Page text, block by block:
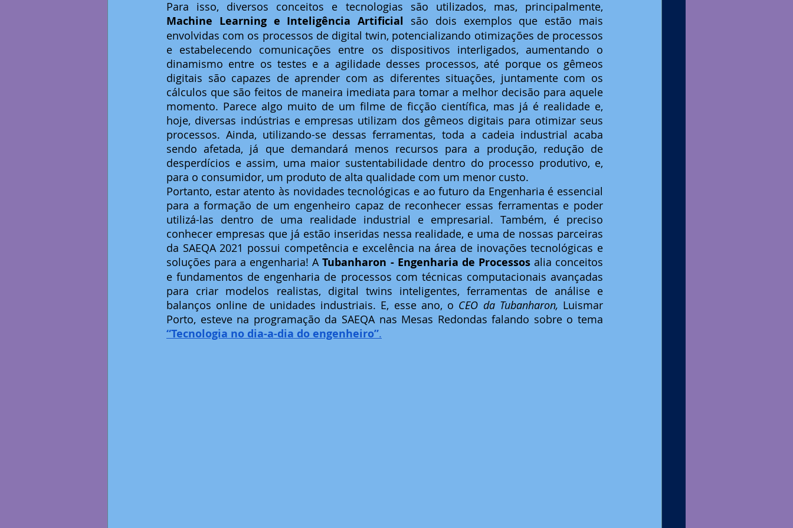
Machine Learning e Inteligência Artificial são dois exemplos que estão mais
envolvidas com os processos de digital twin, potencializando otimizações de processos
e estabelecendo comunicações entre os dispositivos interligados, aumentando o
dinamismo entre os testes e a agilidade desses processos, até porque os gêmeos
digitais são capazes de aprender com as diferentes situações, juntamente com os
cálculos que são feitos de maneira imediata para tomar a melhor decisão para aquele
momento. Parece algo muito de um filme de ficção científica, mas já é realidade e,
hoje, diversas indústrias e empresas utilizam dos gêmeos digitais para otimizar seus
processos. Ainda, utilizando-se dessas ferramentas, toda a cadeia industrial acaba
sendo afetada, já que demandará menos recursos para a produção, redução de
desperdícios e assim, uma maior sustentabilidade dentro do processo produtivo, e,
para o consumidor, um produto de alta qualidade com um menor custo.
Portanto, estar atento às novidades tecnológicas e ao futuro da Engenharia é essencial
para a formação de um engenheiro capaz de reconhecer essas ferramentas e poder
utilizá-las dentro de uma realidade industrial e empresarial. Também, é preciso
conhecer empresas que já estão inseridas nessa realidade, e uma de nossas parceiras
da SAEQA 2021 possui competência e excelência na área de inovações tecnológicas e
soluções para a engenharia! A Tubanharon - Engenharia de Processos alia conceitos
e fundamentos de engenharia de processos com técnicas computacionais avançadas
para criar modelos realistas, digital twins inteligentes, ferramentas de análise e
balanços online de unidades industriais. E, esse ano, o CEO da Tubanharon, Luismar
“Tecnologia no dia-a-dia do engenheiro”.